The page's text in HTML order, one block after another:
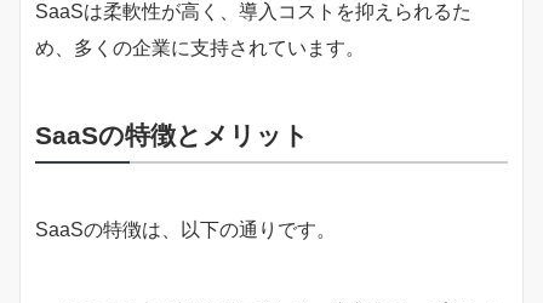
SaaSは柔軟性が高く、導入コストを抑えられるた
め、多くの企業に支持されています。
SaaSの特徴とメリット
SaaSの特徴は、以下の通りです。